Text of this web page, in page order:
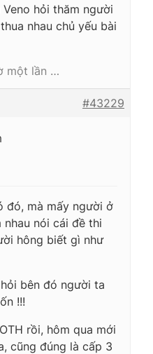
hỏi thăm người
nhau chủ yếu bài
một lần …
#43229
đó, mà mấy người ở
nói cái đề thi
hông biết gì như
bên đó người ta
!!!
rồi, hôm qua mới
cũng đúng là cấp 3